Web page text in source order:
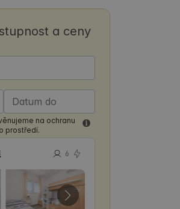
a ceny
Datum do
na ochranu
prostředí.
6